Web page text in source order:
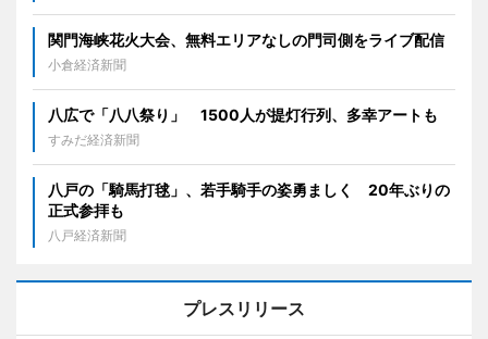
関門海峡花火大会、無料エリアなしの門司側をライブ配信
小倉経済新聞
八広で「八八祭り」 1500人が提灯行列、多幸アートも
すみだ経済新聞
八戸の「騎馬打毬」、若手騎手の姿勇ましく 20年ぶりの
正式参拝も
八戸経済新聞
プレスリリース